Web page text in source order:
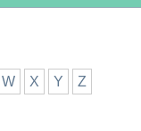
W X Y Z